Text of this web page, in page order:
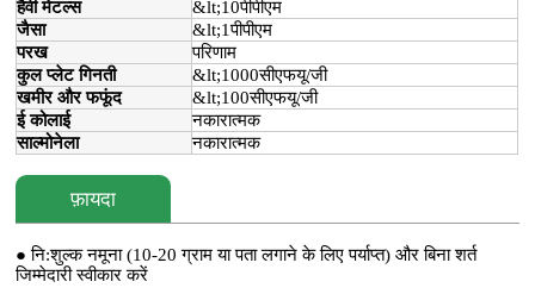
हैवी मेटल्स
&lt;10पीपीएम
जैसा
&lt;1पीपीएम
परख
परिणाम
कुल प्लेट गिनती
&lt;1000सीएफयू/जी
खमीर और फफूंद
&lt;100सीएफयू/जी
ई कोलाई
नकारात्मक
साल्मोनेला
नकारात्मक
फ़ायदा
● नि:शुल्क नमूना (10-20 ग्राम या पता लगाने के लिए पर्याप्त) और बिना शर्त
जिम्मेदारी स्वीकार करें